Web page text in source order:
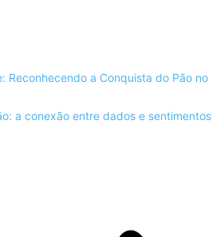
Reconhecendo a Conquista do Pão no
a conexão entre dados e sentimentos